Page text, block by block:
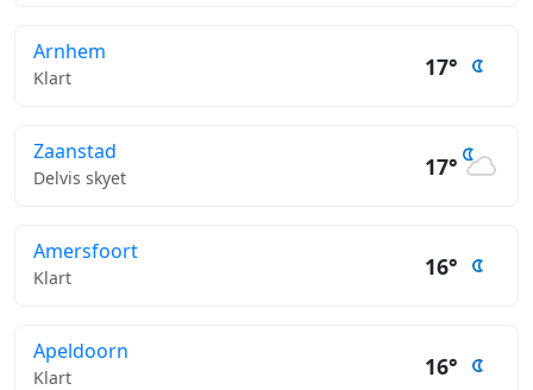
Arnhem
Klart 17°
Zaanstad
Delvis skyet 17°
Amersfoort
Klart 16°
Apeldoorn
Klart 16°